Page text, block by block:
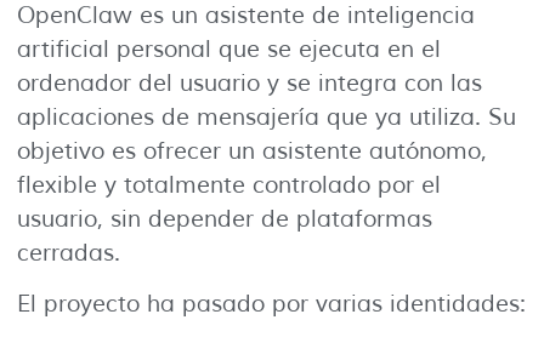
OpenClaw es un asistente de inteligencia
artificial personal que se ejecuta en el
ordenador del usuario y se integra con las
aplicaciones de mensajería que ya utiliza. Su
objetivo es ofrecer un asistente autónomo,
flexible y totalmente controlado por el
usuario, sin depender de plataformas
cerradas.
El proyecto ha pasado por varias identidades: